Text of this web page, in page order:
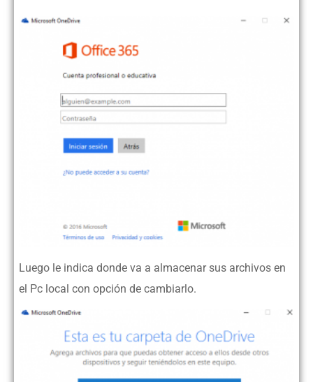
Luego le indica donde va a almacenar sus archivos en
el Pc local con opción de cambiarlo.